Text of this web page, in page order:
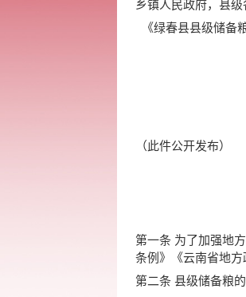
乡镇人民政府，县级
《绿春县县级储备
绿
（此件公开发布）
第一条 为了加强地
条例》《云南省地
第二条 县级储备粮